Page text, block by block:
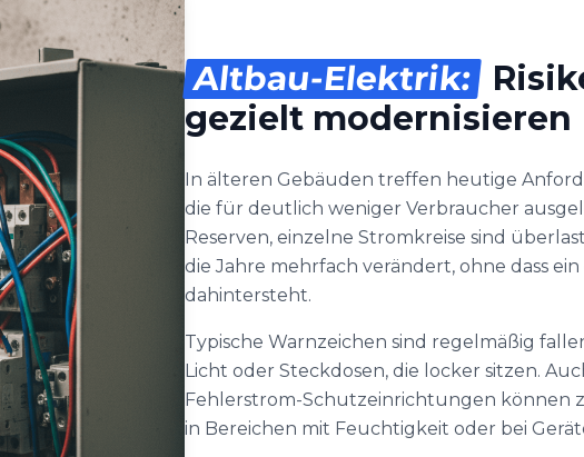
Altbau-Elektrik:
gezielt modernisieren
In älteren Gebäuden treffen heutige
die für deutlich weniger Verbraucher
Reserven, einzelne Stromkreise sind
die Jahre mehrfach verändert, ohne dass
dahintersteht.
Typische Warnzeichen sind regelmäßig
Licht oder Steckdosen, die locker sitzen.
Fehlerstrom-Schutzeinrichtungen können
in Bereichen mit Feuchtigkeit oder bei